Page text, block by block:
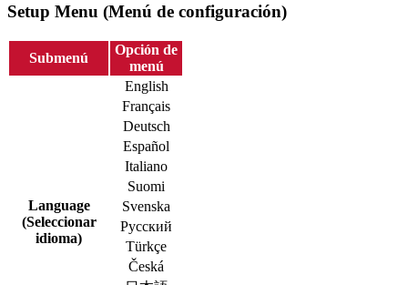
Setup Menu (Menú de configuración)
Submenú
Opción de
menú
Language
(Seleccionar
idioma)
English
Français
Deutsch
Español
Italiano
Suomi
Svenska
Русский
Türkçe
Česká